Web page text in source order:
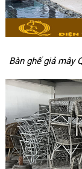
Bàn ghế giả mây